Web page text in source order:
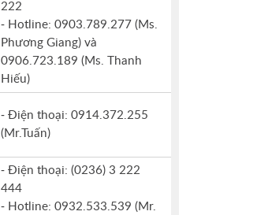
222
- Hotline: 0903.789.277 (Ms.
Phương Giang) và
0906.723.189 (Ms. Thanh
Hiếu)
- Điện thoại: 0914.372.255
(Mr.Tuấn)
- Điện thoại: (0236) 3 222
444
- Hotline: 0932.533.539 (Mr.